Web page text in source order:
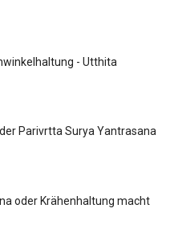
- Utthita
Parivrtta Surya Yantrasana
oder Krähenhaltung macht